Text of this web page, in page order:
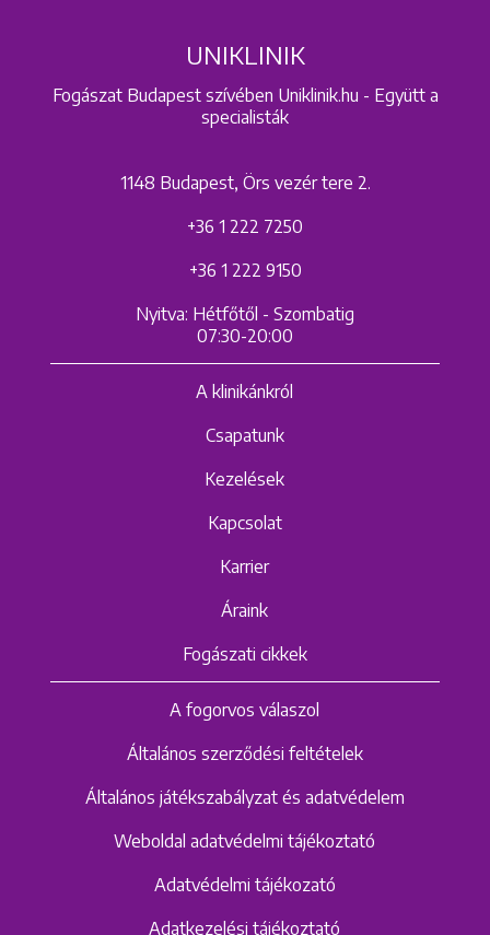
UNIKLINIK
Fogászat Budapest szívében Uniklinik.hu - Együtt a
specialisták
1148 Budapest, Örs vezér tere 2.
+36 1 222 7250
+36 1 222 9150
Nyitva: Hétfőtől - Szombatig
07:30-20:00
A klinikánkról
Csapatunk
Kezelések
Kapcsolat
Karrier
Áraink
Fogászati cikkek
A fogorvos válaszol
Általános szerződési feltételek
Általános játékszabályzat és adatvédelem
Weboldal adatvédelmi tájékoztató
Adatvédelmi tájékozató
Adatkezelési tájékoztató